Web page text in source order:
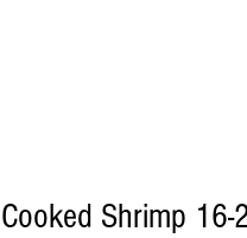
Cooked Shrimp 16-